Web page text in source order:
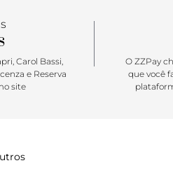
Carol Bassi,
e Reserva
site
O ZZPay
que você